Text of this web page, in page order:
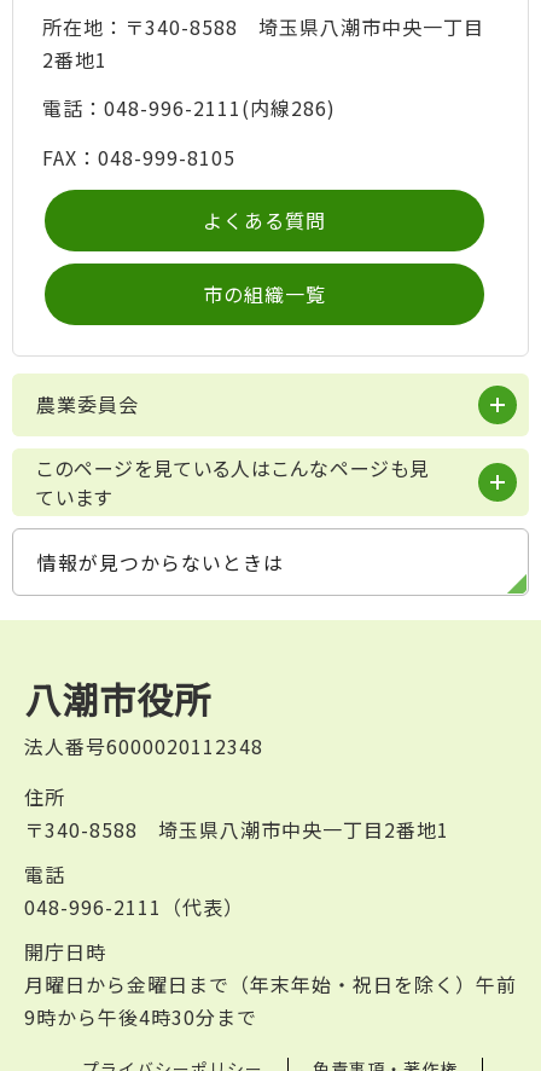
所在地：〒340-8588 埼玉県八潮市中央一丁目
2番地1
電話：048-996-2111(内線286)
FAX：048-999-8105
よくある質問
市の組織一覧
農業委員会
このページを見ている人はこんなページも見
ています
情報が見つからないときは
八潮市役所
法人番号6000020112348
住所
〒340-8588 埼玉県八潮市中央一丁目2番地1
電話
048-996-2111（代表）
開庁日時
月曜日から金曜日まで（年末年始・祝日を除く）午前
9時から午後4時30分まで